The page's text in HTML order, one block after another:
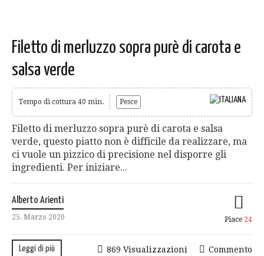
Filetto di merluzzo sopra purè di carota e
salsa verde
Tempo di cottura 40 min. Pesce
Filetto di merluzzo sopra purè di carota e salsa
verde, questo piatto non è difficile da realizzare, ma
ci vuole un pizzico di precisione nel disporre gli
ingredienti. Per iniziare...
Alberto Arienti
25. Marzo 2020 Piace 24
Leggi di più Commento
869 Visualizzazioni